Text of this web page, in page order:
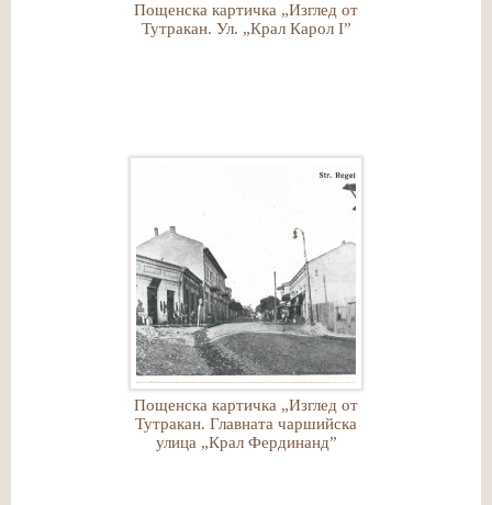
Пощенска картичка „Изглед от
Тутракан. Ул. „Крал Карол І”
Пощенска картичка „Изглед от
Тутракан. Главната чаршийска
улица „Крал Фердинанд”